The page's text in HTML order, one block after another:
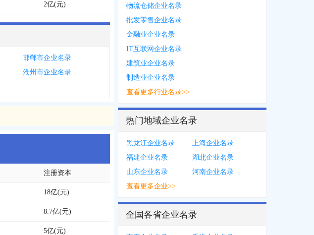
2亿(元)
邯郸市企业名录
沧州市企业名录
注册资本
18亿(元)
8.7亿(元)
5亿(元)
物流仓储企业名录
批发零售企业名录
金融业企业名录
IT互联网企业名录
建筑业企业名录
制造业企业名录
查看更多行业名录>>
热门地域企业名录
黑龙江企业名录
上海企业名录
福建企业名录
湖北企业名录
山东企业名录
河南企业名录
查看更多企业>>
全国各省企业名录